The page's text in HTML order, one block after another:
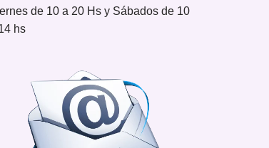
de 10 a 20 Hs y Sábados de 10
hs